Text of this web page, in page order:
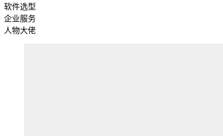
软件选型
企业服务
人物大佬